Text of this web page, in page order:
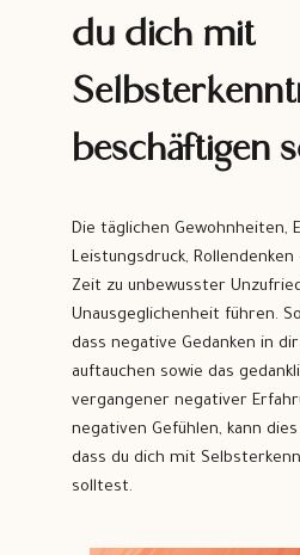
du dich mit
beschäftigen
Die täglichen Gewohnheiten,
Leistungsdruck,
Zeit zu unbewusster
Unausgeglichenheit führen.
dass negative Gedanken in
auftauchen sowie das
vergangener negativer
negativen Gefühlen, kann
dass du dich mit
solltest.